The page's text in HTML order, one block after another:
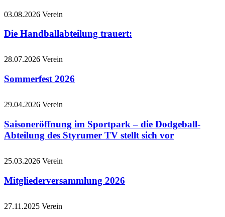
03.08.2026 Verein
Die Handballabteilung trauert:
28.07.2026 Verein
Sommerfest 2026
29.04.2026 Verein
Saisoneröffnung im Sportpark – die Dodgeball-
Abteilung des Styrumer TV stellt sich vor
25.03.2026 Verein
Mitgliederversammlung 2026
27.11.2025 Verein